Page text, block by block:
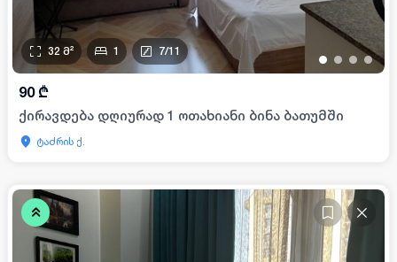
• • • •
32 მ² 1 7/11
90 ₾
ქირავდება დღიურად 1 ოთახიანი ბინა ბათუმში
ტაძრის ქ.